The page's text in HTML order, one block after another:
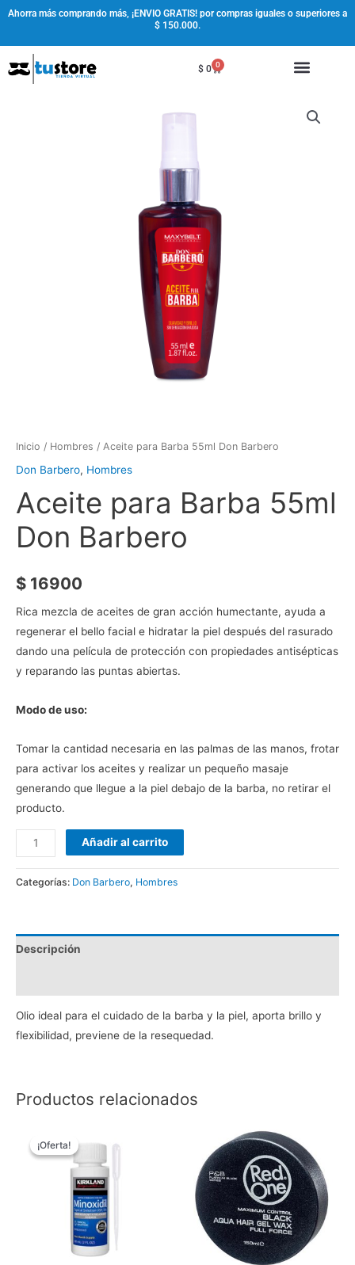
contenido
Ahorra más comprando más, ¡ENVIO GRATIS! por compras iguales o superiores a
$ 150.000.
$0 0
Cart
Inicio / Hombres / Aceite para Barba 55ml Don Barbero
Don Barbero, Hombres
Aceite para Barba 55ml
Don Barbero
$ 16900
Rica mezcla de aceites de gran acción humectante, ayuda a
regenerar el bello facial e hidratar la piel después del rasurado
dando una película de protección con propiedades antisépticas
y reparando las puntas abiertas.
Modo de uso:
Tomar la cantidad necesaria en las palmas de las manos, frotar
para activar los aceites y realizar un pequeño masaje
generando que llegue a la piel debajo de la barba, no retirar el
producto.
Añadir al carrito
Categorías: Don Barbero, Hombres
Descripción
Olio ideal para el cuidado de la barba y la piel, aporta brillo y
flexibilidad, previene de la resequedad.
Productos relacionados
¡Oferta!
¡Oferta!
precio
original
era:
$ 54900.
es:
$ 42900.